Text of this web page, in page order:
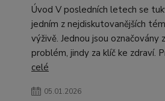
Úvod V posledních letech se
jedním z nejdiskutovanějších
výživě. Jednou jsou označovány
problém, jindy za klíč ke zdraví.
celé
05.01.2026